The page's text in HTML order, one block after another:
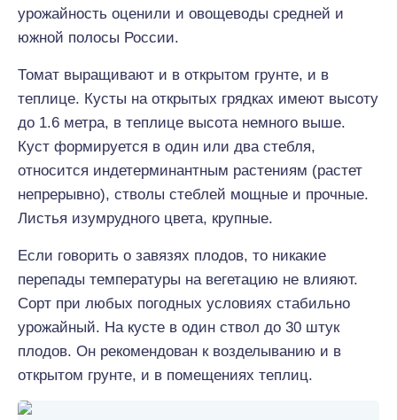
урожайность оценили и овощеводы средней и
южной полосы России.
Томат выращивают и в открытом грунте, и в
теплице. Кусты на открытых грядках имеют высоту
до 1.6 метра, в теплице высота немного выше.
Куст формируется в один или два стебля,
относится индетерминантным растениям (растет
непрерывно), стволы стеблей мощные и прочные.
Листья изумрудного цвета, крупные.
Если говорить о завязях плодов, то никакие
перепады температуры на вегетацию не влияют.
Сорт при любых погодных условиях стабильно
урожайный. На кусте в один ствол до 30 штук
плодов. Он рекомендован к возделыванию и в
открытом грунте, и в помещениях теплиц.